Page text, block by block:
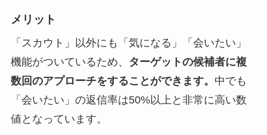
メリット
「スカウト」以外にも「気になる」「会いたい」
機能がついているため、
ターゲットの候補者に複
数回のアプローチをすることができます。 中でも
「会いたい」の返信率は50%以上と非常に高い数
値となっています。